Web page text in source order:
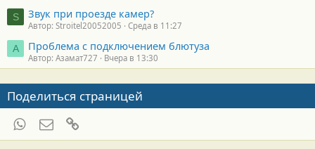
S Звук при проезде камер?
Автор: Stroitel20052005 Среда в 11:27
А Проблема с подключением блютуза
Автор: Азамат727 Вчера в 13:30
Поделиться страницей
WhatsAppЭлектронная почта